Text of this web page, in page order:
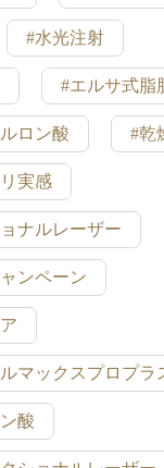
#水光注射
#エルサ式脂
ロン酸 #乾
実感
ナルレーザー
ンペーン
マックスプロプラ
酸